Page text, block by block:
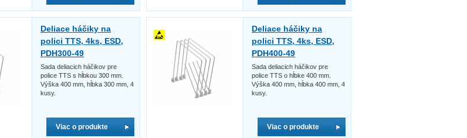
Deliace háčiky na
polici TTS, 4ks, ESD,
PDH300-49
Sada deliacich háčikov pre
police TTS s hĺbkou 300 mm.
Výška 400 mm, hĺbka 300 mm, 4
kusy.
Viac o produkte
Deliace háčiky na
polici TTS, 4ks, ESD,
PDH400-49
Sada deliacich háčikov pre
police TTS o hĺbke 400 mm.
Výška 400 mm, hĺbka 400 mm, 4
kusy.
Viac o produkte